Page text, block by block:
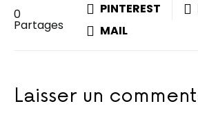
0
Partages
PINTEREST
MAIL
Laisser un